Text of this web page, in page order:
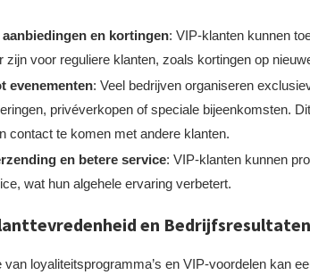
en kortingen: VIP-klanten kunnen
zijn voor reguliere klanten, zoals kortingen op
evenementen: Veel bedrijven organiseren
privéverkopen of speciale bijeenkomsten.
contact te komen met andere klanten.
en betere service: VIP-klanten kunnen
wat hun algehele ervaring verbetert.
en Bedrijfsresultaten
van loyaliteitsprogramma’s en VIP-voordelen kan